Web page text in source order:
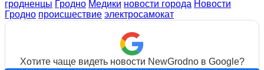
гродненцы Гродно Медики новости города Новости
Гродно происшествие электросамокат
Хотите чаще видеть новости NewGrodno в Google?